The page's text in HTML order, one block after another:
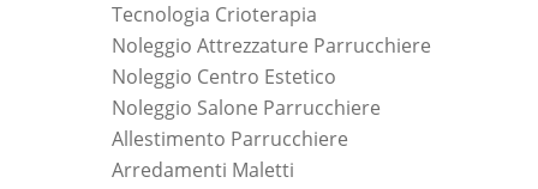
Tecnologia Crioterapia
Noleggio Attrezzature Parrucchiere
Noleggio Centro Estetico
Noleggio Salone Parrucchiere
Allestimento Parrucchiere
Arredamenti Maletti